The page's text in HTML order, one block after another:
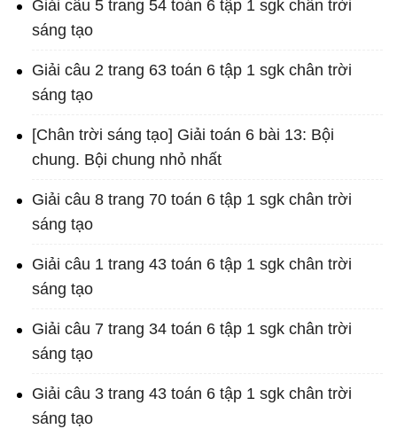
Giải câu 5 trang 54 toán 6 tập 1 sgk chân trời
sáng tạo
Giải câu 2 trang 63 toán 6 tập 1 sgk chân trời
sáng tạo
[Chân trời sáng tạo] Giải toán 6 bài 13: Bội
chung. Bội chung nhỏ nhất
Giải câu 8 trang 70 toán 6 tập 1 sgk chân trời
sáng tạo
Giải câu 1 trang 43 toán 6 tập 1 sgk chân trời
sáng tạo
Giải câu 7 trang 34 toán 6 tập 1 sgk chân trời
sáng tạo
Giải câu 3 trang 43 toán 6 tập 1 sgk chân trời
sáng tạo